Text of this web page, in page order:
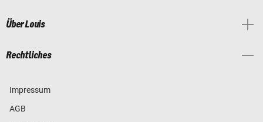
Über Louis
Rechtliches
Impressum
AGB